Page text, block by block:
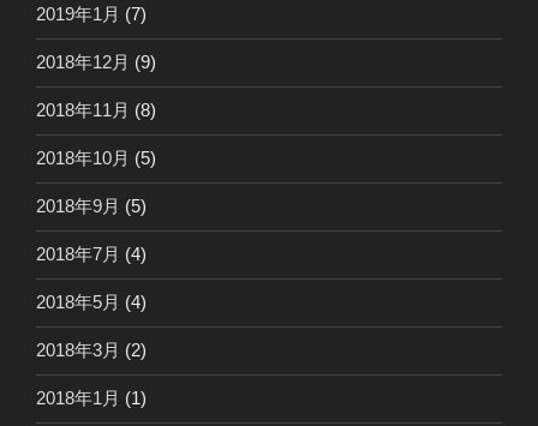
2019年1月 (7)
2018年12月 (9)
2018年11月 (8)
2018年10月 (5)
2018年9月 (5)
2018年7月 (4)
2018年5月 (4)
2018年3月 (2)
2018年1月 (1)